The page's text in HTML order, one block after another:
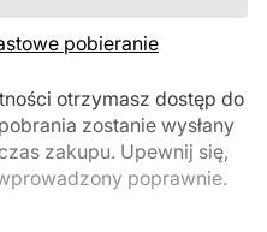
pobieranie
otrzymasz dostęp do
zostanie wysłany
zakupu. Upewnij się,
poprawnie.